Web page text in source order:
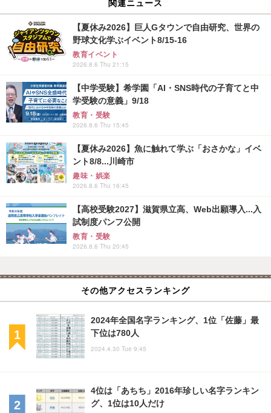
関連ニュース
【夏休み2026】巨人Gタウンで自由研究、世界の
野球文化学ぶイベント8/15-16
教育イベント
2026.8.6 Thu 21:15
【中学受験】希学園「AI・SNS時代の子育てと中
学受験の意義」9/18
教育・受験
2026.8.6 Thu 15:45
【夏休み2026】魚に触れて学ぶ「おさかな」イベ
ント8/8...川崎市
趣味・娯楽
2026.8.6 Thu 16:45
【高校受験2027】滋賀県立高、Web出願導入...入
試制度パンフ公開
教育・受験
2026.8.6 Thu 20:45
その他アクセスランキング
2024年全国名字ランキング、1位「佐藤」最
下位は780人
2024.4.30 Tue 9:45
4位は「あちち」2016年珍しい名字ランキン
グ、1位は10人だけ